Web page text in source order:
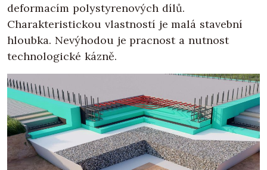
deformacím polystyrenových dílů.
Charakteristickou vlastností je malá stavební
hloubka. Nevýhodou je pracnost a nutnost
technologické kázně.